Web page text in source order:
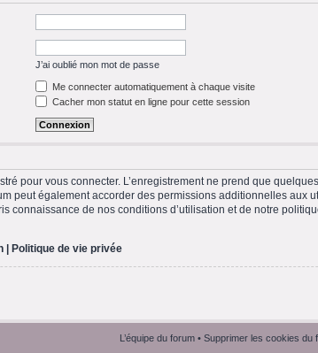
J’ai oublié mon mot de passe
Me connecter automatiquement à chaque visite
Cacher mon statut en ligne pour cette session
pour vous connecter. L’enregistrement ne prend que
peut également accorder des permissions additionnelles aux
connaissance de nos conditions d’utilisation et de notre
Politique de vie privée
L’équipe du forum • Supprimer les cookies du